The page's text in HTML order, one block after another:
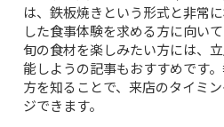
は、鉄板焼きという形式と非常
した食事体験を求める方に向いて
旬の食材を楽しみたい方には、
能しようの記事もおすすめです
方を知ることで、来店のタイミ
ジできます。